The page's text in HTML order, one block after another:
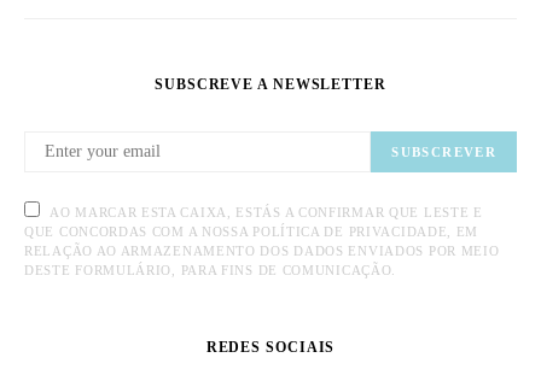
SUBSCREVE A NEWSLETTER
SUBSCREVER
AO MARCAR ESTA CAIXA, ESTÁS A CONFIRMAR QUE LESTE E
QUE CONCORDAS COM A NOSSA POLÍTICA DE PRIVACIDADE, EM
RELAÇÃO AO ARMAZENAMENTO DOS DADOS ENVIADOS POR MEIO
DESTE FORMULÁRIO, PARA FINS DE COMUNICAÇÃO.
REDES SOCIAIS